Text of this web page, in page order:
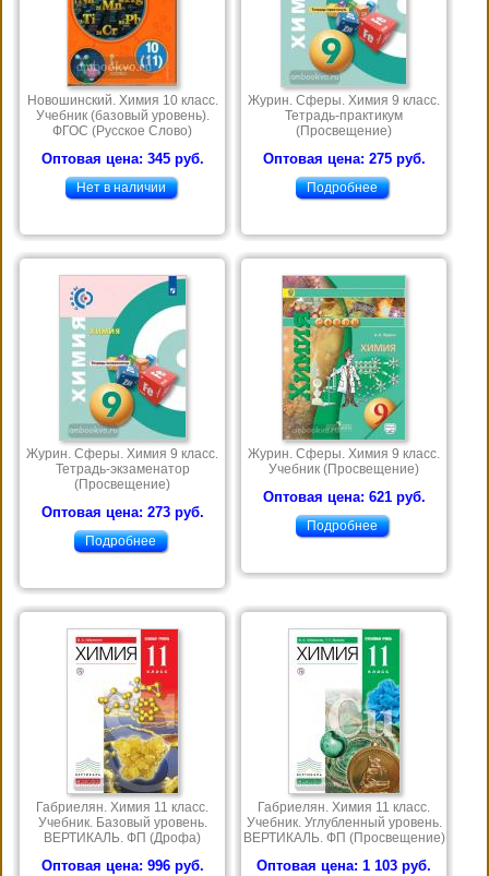
Новошинский. Химия 10 класс.
Учебник (базовый уровень).
ФГОС (Русское Слово)
Оптовая цена: 345 руб.
Нет в наличии
Журин. Сферы. Химия 9 класс.
Тетрадь-практикум
(Просвещение)
Оптовая цена: 275 руб.
Подробнее
Журин. Сферы. Химия 9 класс.
Тетрадь-экзаменатор
(Просвещение)
Оптовая цена: 273 руб.
Подробнее
Журин. Сферы. Химия 9 класс.
Учебник (Просвещение)
Оптовая цена: 621 руб.
Подробнее
Габриелян. Химия 11 класс.
Учебник. Базовый уровень.
ВЕРТИКАЛЬ. ФП (Дрофа)
Оптовая цена: 996 руб.
Габриелян. Химия 11 класс.
Учебник. Углубленный уровень.
ВЕРТИКАЛЬ. ФП (Просвещение)
Оптовая цена: 1 103 руб.